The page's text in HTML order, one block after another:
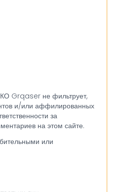
Grqaser не фильтрует,
и/или аффилированных
за
на этом сайте.
или